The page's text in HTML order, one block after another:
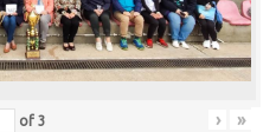
of3 › »